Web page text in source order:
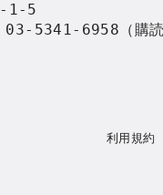
1-5
5341-6958（購
利用規約